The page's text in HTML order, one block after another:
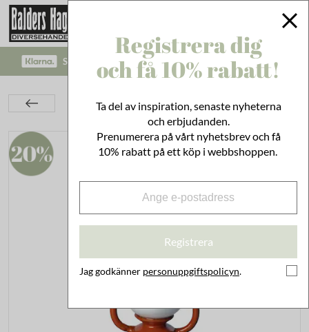
SÄKRA BETALNINGAR MED KLARNA CHECKOUT!
Vintage Leksakslanterna Orange
Registrera dig
och få 10% rabatt!
Ta del av inspiration, senaste nyheterna
och erbjudanden.
Prenumerera på vårt nyhetsbrev och få
10% rabatt på ett köp i webbshoppen.
Registrera
Jag godkänner personuppgiftspolicyn.